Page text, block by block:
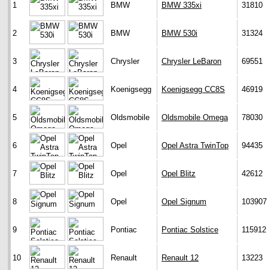
1 BMW BMW 335xi 31810
2 BMW BMW 530i 31324
3 Chrysler Chrysler LeBaron 69551
4 Koenigsegg Koenigsegg CC8S 46919
5 Oldsmobile Oldsmobile Omega 78030
6 Opel Opel Astra TwinTop 94435
7 Opel Opel Blitz 42612
8 Opel Opel Signum 103907
9 Pontiac Pontiac Solstice 115912
10 Renault Renault 12 13223